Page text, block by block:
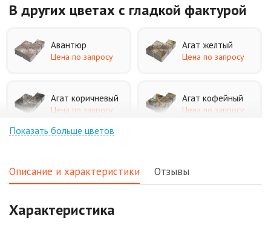
В других цветах с гладкой фактурой
Авантюр
Цена по запросу
Агат желтый
Цена по запросу
Агат коричневый
Цена по запросу
Агат кофейный
Цена по запросу
Цена по запросу
Показать больше цветов
Описание и характеристики Отзывы
Характеристика